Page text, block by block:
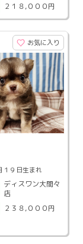
２１８,０００円
お気に入り
１９日生まれ
ディスワン大間々
店
２３８,０００円